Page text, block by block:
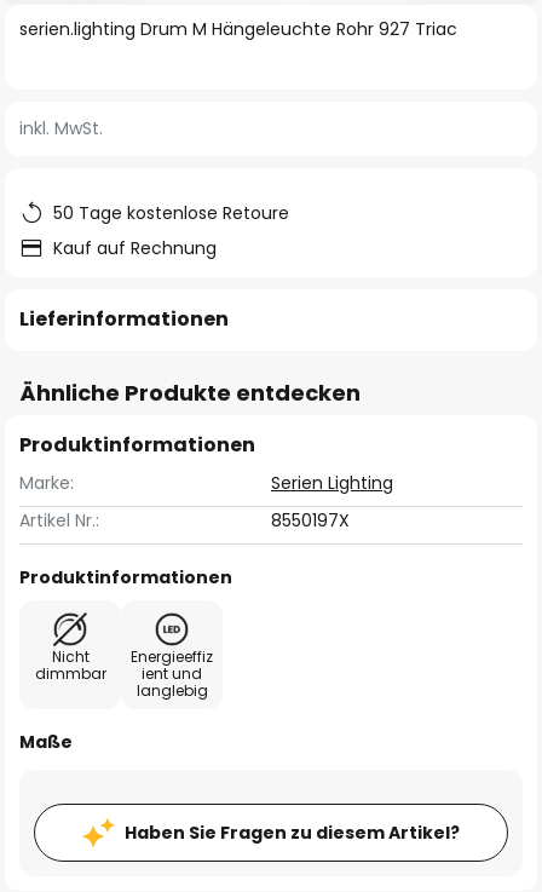
Zum
springen
serien.lighting Drum M Hängeleuchte Rohr 927 Triac
inkl. MwSt.
50 Tage kostenlose Retoure
Kauf auf Rechnung
Lieferinformationen
Ähnliche Produkte entdecken
Produktinformationen
Marke:
Serien Lighting
Artikel Nr.:
8550197X
Produktinformationen
Nicht
dimmbar
Energieeffiz
ient und
langlebig
Maße
Haben Sie Fragen zu diesem Artikel?